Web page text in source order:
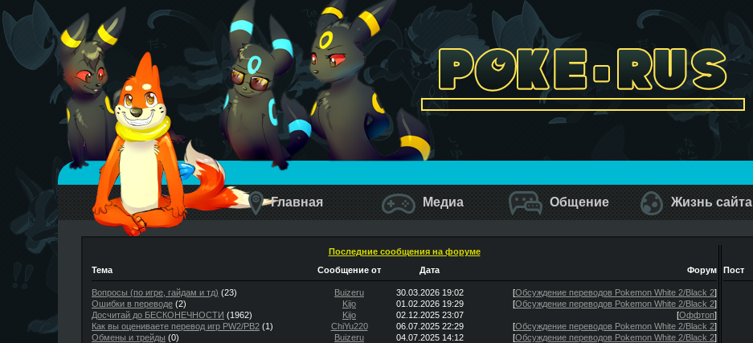
Главная Медиа Общение Жизнь сайта
Последние сообщения на форуме
Тема
Сообщение от Дата Форум
Вопросы (по игре, гайдам и тд) (23) Buizeru 30.03.2026 19:02 [Обсуждение переводов Pokemon White 2/Black 2]
Ошибки в переводе (2) Kijo 01.02.2026 19:29 [Обсуждение переводов Pokemon White 2/Black 2]
Досчитай до БЕСКОНЕЧНОСТИ (1962) Kijo 02.12.2025 23:07 [Оффтоп]
Как вы оцениваете перевод игр PW2/PB2 (1) ChiYu220 06.07.2025 22:29 [Обсуждение переводов Pokemon White 2/Black 2]
Обмены и трейды (0) Buizeru 04.07.2025 14:12 [Обсуждение переводов Pokemon White 2/Black 2]
Пост